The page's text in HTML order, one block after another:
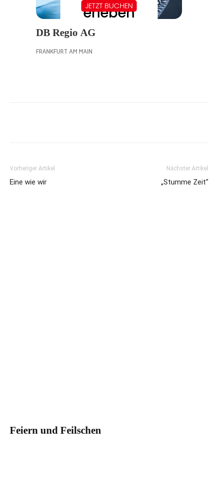
Vorheriger Artikel
Eine wie wir
Nächster Artikel
„Stumme Zeit“
Feiern und Feilschen